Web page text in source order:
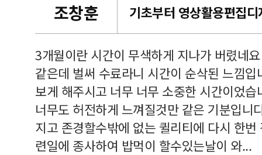
조창훈
3개월이란 시간이 무색하게 지나가 버렸네
같은데 벌써 수료라니 시간이 순삭된 느낌
보게 해주시고 너무 너무 소중한 시간이었
너무도 허전하게 느껴질것만 같은 기분입니
지고 존경할수밖에 없는 퀼리티에 다시 한
련일에 종사하여 밥먹이 할수있는날이 와...